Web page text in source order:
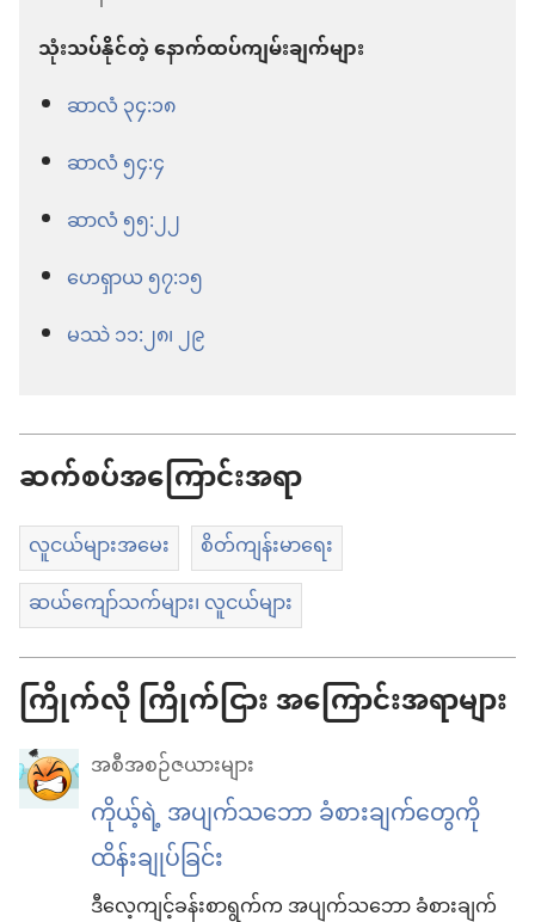
သုံးသပ်နိုင်တဲ့ နောက်ထပ်ကျမ်းချက်များ
ဆာလံ ၃၄:၁၈
ဆာလံ ၅၄:၄
ဆာလံ ၅၅:၂၂
ဟေရှာယ ၅၇:၁၅
မဿဲ ၁၁:၂၈၊ ၂၉
ဆက်စပ်အကြောင်းအရာ
လူငယ်များအမေး
စိတ်ကျန်းမာရေး
ဆယ်ကျော်သက်များ၊ လူငယ်များ
ကြိုက်လို ကြိုက်ငြား အကြောင်းအရာများ
အစီအစဉ်ဇယားများ
ကိုယ့်ရဲ့ အပျက်သဘော ခံစားချက်တွေကို
ထိန်းချုပ်ခြင်း
ဒီ​လေ့ကျင့်ခန်း​စာရွက်​က အပျက်သဘော ခံစားချက်